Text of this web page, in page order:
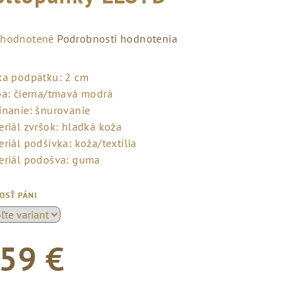
Podrobnosti hodnotenia
podpätku: 2 cm
čierna/tmavá modrá
šnurovanie
zvršok: hladká koža
podšívka: koža/textília
podošva: guma
PÁNI
€